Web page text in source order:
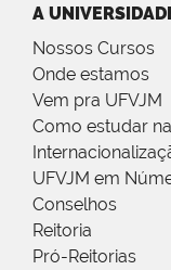
A
Nossos Cursos
Onde estamos
Vem pra UFVJM
Como estudar
UFVJM em
Conselhos
Reitoria
Pró-Reitorias